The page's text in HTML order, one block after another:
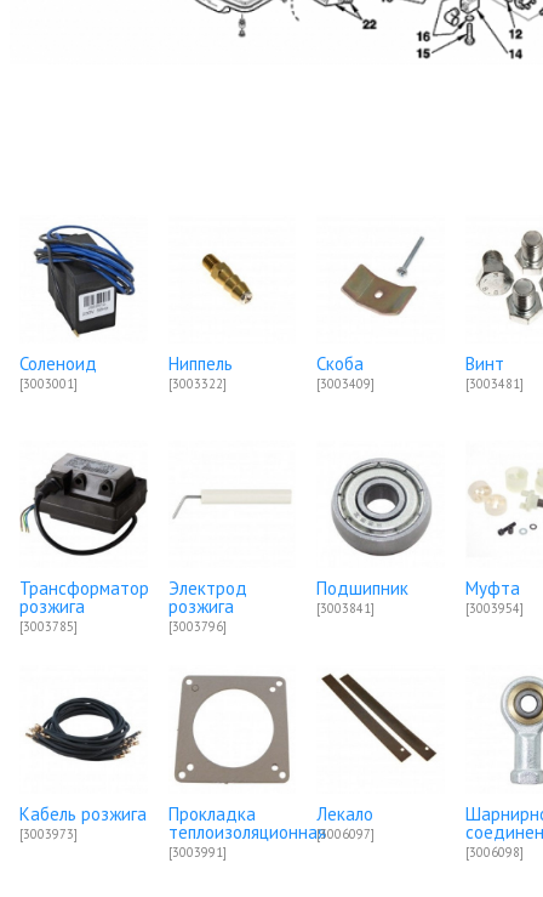
Соленоид
[3003001]
Ниппель
[3003322]
Скоба
[3003409]
Винт
[3003481]
Трансформатор
розжига
[3003785]
Электрод
розжига
[3003796]
Подшипник
[3003841]
Муфта
[3003954]
Кабель розжига
[3003973]
Прокладка
теплоизоляционная
[3003991]
Лекало
[3006097]
[3006098]